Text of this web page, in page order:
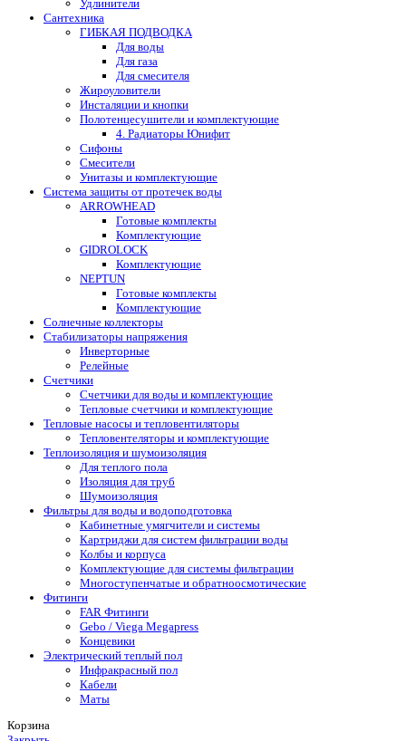
Удлинители
Сантехника
ГИБКАЯ ПОДВОДКА
Для воды
Для газа
Для смесителя
Жироуловители
Инсталяции и кнопки
Полотенцесушители и комплектующие
4. Радиаторы Юнифит
Сифоны
Смесители
Унитазы и комплектующие
Система защиты от протечек воды
ARROWHEAD
Готовые комплекты
Комплектующие
GIDROLOCK
Комплектующие
NEPTUN
Готовые комплекты
Комплектующие
Солнечные коллекторы
Стабилизаторы напряжения
Инверторные
Релейные
Счетчики
Счетчики для воды и комплектующие
Тепловые счетчики и комплектующие
Тепловые насосы и тепловентиляторы
Тепловентеляторы и комплектующие
Теплоизоляция и шумоизоляция
Для теплого пола
Изоляция для труб
Шумоизоляция
Фильтры для воды и водоподготовка
Кабинетные умягчители и системы
Картриджи для систем фильтрации воды
Колбы и корпуса
Комплектующие для системы фильтрации
Многоступенчатые и обратноосмотические
Фитинги
FAR Фитинги
Gebo / Viega Megapress
Концевики
Электрический теплый пол
Инфракрасный пол
Кабели
Маты
Корзина